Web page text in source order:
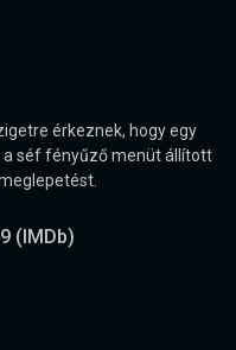
érkeznek, hogy egy
séf fényűző menüt állított
(IMDb)